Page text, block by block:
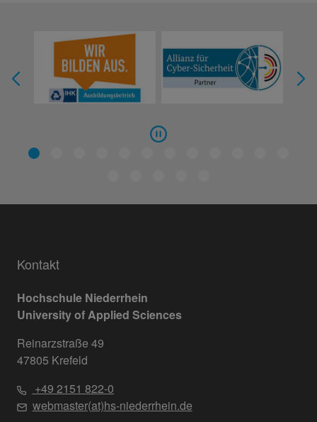
Kontakt
Hochschule Niederrhein
University of Applied Sciences
Reinarzstraße 49
47805 Krefeld
+49 2151 822-0
webmaster(at)hs-niederrhein.de